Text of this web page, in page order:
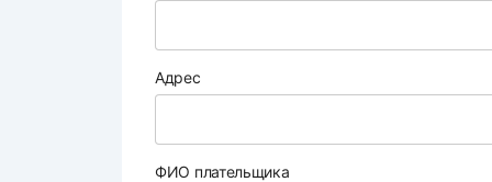
Адрес
ФИО плательщика